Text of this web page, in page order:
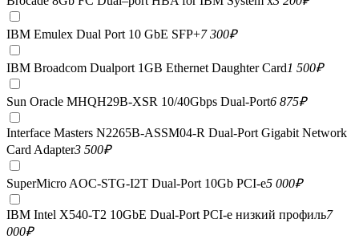
IBM Emulex Dual Port 10 GbE SFP+7 300₽
IBM Broadcom Dualport 1GB Ethernet Daughter Card1 500₽
Sun Oracle MHQH29B-XSR 10/40Gbps Dual-Port6 875₽
Interface Masters N2265B-ASSM04-R Dual-Port Gigabit Network
Card Adapter3 500₽
SuperMicro AOC-STG-I2T Dual-Port 10Gb PCI-e5 000₽
IBM Intel X540-T2 10GbE Dual-Port PCI-e низкий профиль7
000₽